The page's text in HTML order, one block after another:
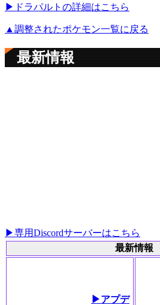
▶︎ドラパルトの詳細はこちら
▲調整されたポケモン一覧に戻る
最新情報
▶︎専用Discordサーバーはこちら
最新情報
▶︎アプデ